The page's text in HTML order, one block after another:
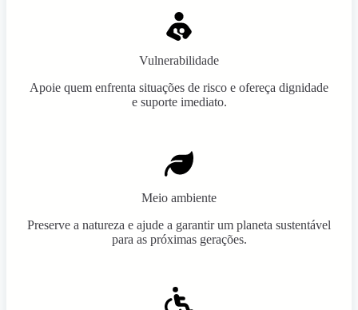
Vulnerabilidade
Apoie quem enfrenta situações de risco e ofereça dignidade
e suporte imediato.
Meio ambiente
Preserve a natureza e ajude a garantir um planeta sustentável
para as próximas gerações.